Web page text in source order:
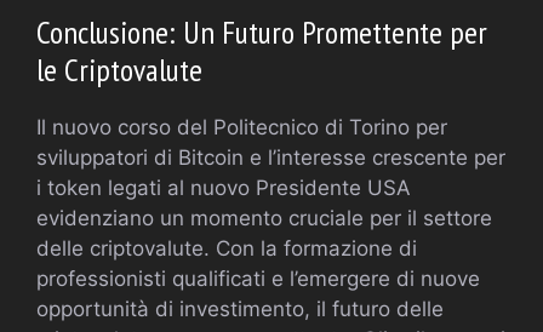
Conclusione: Un Futuro Promettente per
le Criptovalute
Il nuovo corso del Politecnico di Torino per
sviluppatori di Bitcoin e l’interesse crescente per
i token legati al nuovo Presidente USA
evidenziano un momento cruciale per il settore
delle criptovalute. Con la formazione di
professionisti qualificati e l’emergere di nuove
opportunità di investimento, il futuro delle